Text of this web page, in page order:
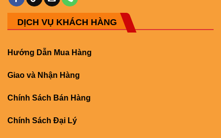
DỊCH VỤ KHÁCH HÀNG
Hướng Dẫn Mua Hàng
Giao và Nhận Hàng
Chính Sách Bán Hàng
Chính Sách Đại Lý